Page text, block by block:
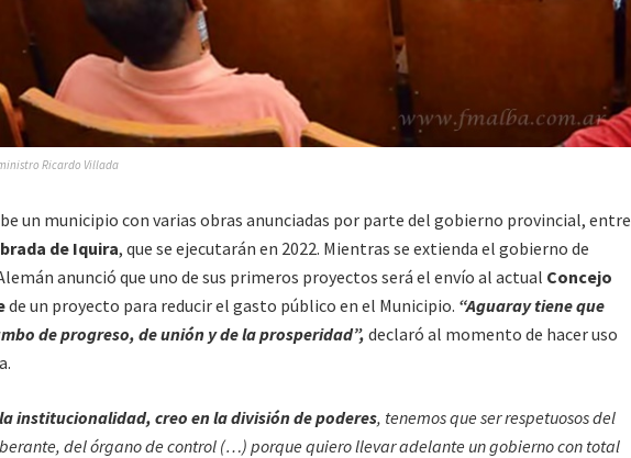
Ricardo Villada
un municipio con varias obras anunciadas por parte del gobierno provincial, entre
de Iquira, que se ejecutarán en 2022. Mientras se extienda el gobierno de
anunció que uno de sus primeros proyectos será el envío al actual Concejo
de un proyecto para reducir el gasto público en el Municipio. “Aguaray tiene que
de progreso, de unión y de la prosperidad”, declaró al momento de hacer uso
la institucionalidad, creo en la división de poderes, tenemos que ser respetuosos del
del órgano de control (…) porque quiero llevar adelante un gobierno con total